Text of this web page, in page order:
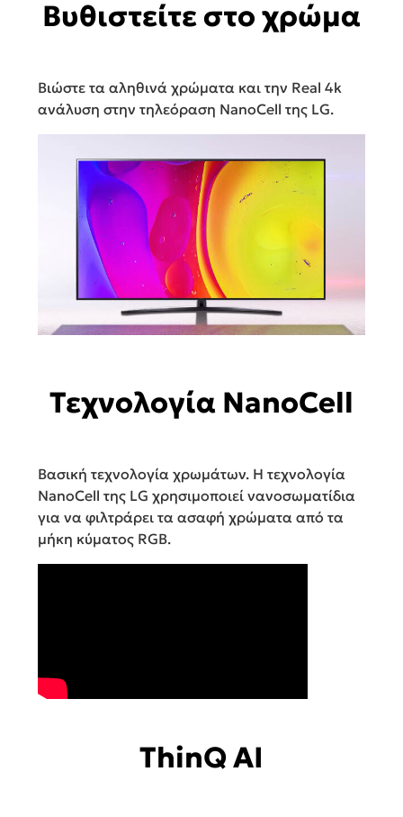
Βυθιστείτε στο χρώμα
Βιώστε τα αληθινά χρώματα και την Real 4k
ανάλυση στην τηλεόραση NanoCell της LG.
Τεχνολογία NanoCell
Βασική τεχνολογία χρωμάτων. Η τεχνολογία
NanoCell της LG χρησιμοποιεί νανοσωματίδια
για να φιλτράρει τα ασαφή χρώματα από τα
μήκη κύματος RGB.
ThinQ AI